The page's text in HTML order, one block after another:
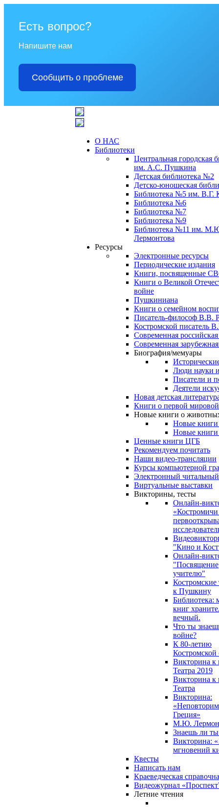
Есть вопрос?
Напишите нам
Сообщить о проблеме
О НАС
Библиотеки
Центральная городская
им. А.С. Пушкина
Детская библиотека №2
Детско-юношеская
Библиотека №5 им. В.Г.
Библиотека №6
Библиотека №7
Библиотека №9
Библиотека №11 им.
Лермонтова
Ресурсы
Электронные ресурсы
Периодические издания
Книги, посвященные
Книги о Великой
войне
Пушкиниана
Книги о семейном
Писатель-философ В.В.
Костромской писатель
Современная российская
Современная
Биография/мемуары
Люди науки
Писатели и
Деятели
Новая детская
Книги о первой
Новые книги о
Новые книги
Новые книги
Ценные книги ЦГБ
Рекомендуем почитать
Наши видео-трансляции
Курсы компьютерной
Электронный читальный
Виртуальные выставки
Викторины, тесты
Онлайн-
"Кино и
Онлайн-
"Посвящение
учителю"
к Пушкину
Библиотека:
книг
вечный.
Что ты
войне?
К 80-летию
Костромской
Викторина к
Театра 2019
Викторина к
Театра
Викторина:
Греция»
М.Ю.
Знаешь ли
Викторина:
мгновений
Квесты
Написать нам
Краеведческая
Видеожурнал
Летние чтения